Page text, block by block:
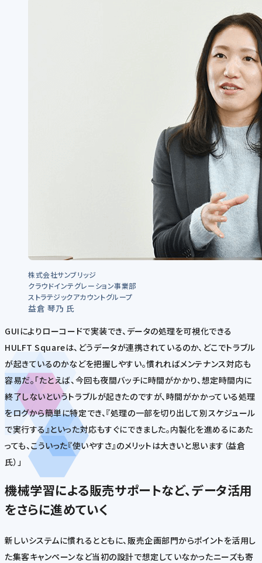
株式会社サンブリッジ
クラウドインテグレーション事業部
ストラテジックアカウントグループ
益倉 琴乃 氏
GUIによりローコードで実装でき、データの処理を可視化できる
HULFT Squareは、どうデータが連携されているのか、どこでトラブル
が起きているのかなどを把握しやすい。慣れればメンテナンス対応も
容易だ。「たとえば、今回も夜間バッチに時間がかかり、想定時間内に
終了しないというトラブルが起きたのですが、時間がかかっている処理
をログから簡単に特定でき、『処理の一部を切り出して別スケジュール
で実行する』といった対応もすぐにできました。内製化を進めるにあた
っても、こういった『使いやすさ』のメリットは大きいと思います（益倉
氏）」
機械学習による販売サポートなど、データ活用
をさらに進めていく
新しいシステムに慣れるとともに、販売企画部門からポイントを活用し
た集客キャンペーンなど当初の設計で想定していなかったニーズも寄